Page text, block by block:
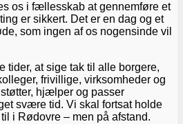
os i fællesskab at gennemføre et
er sikkert. Det er en dag og et
som ingen af os nogensinde vil
tider, at sige tak til alle borgere,
frivillige, virksomheder og
hjælper og passer
svære tid. Vi skal fortsat holde
i Rødovre – men på afstand.